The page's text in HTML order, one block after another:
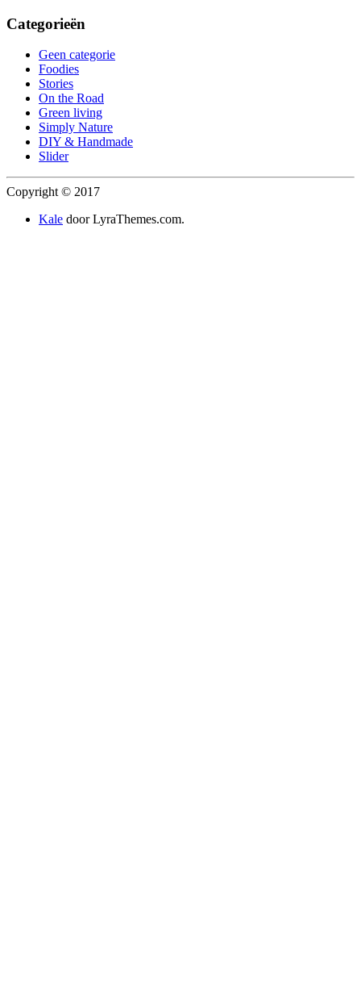
Categorieën
Geen categorie
Foodies
Stories
On the Road
Green living
Simply Nature
DIY & Handmade
Slider
Copyright © 2017
Kale door LyraThemes.com.